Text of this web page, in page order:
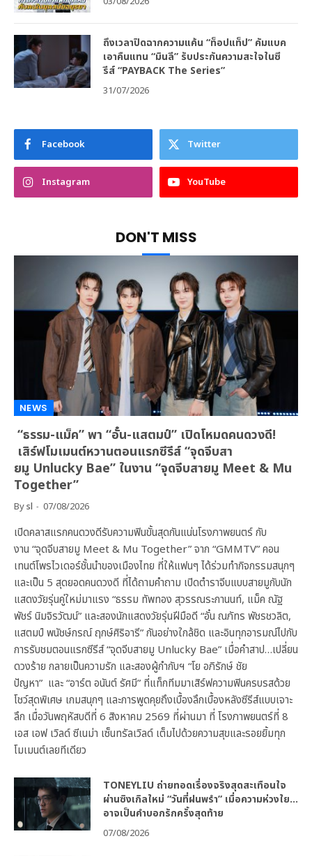
ถึงเวลาปิดฉากความแค้น “ท็อปแท็ป” คัมแบค
เอาคืนแทน “มินลี” รับประกันความสะใจในซี
รีส์ “PAYBACK The Series”
31/07/2026
Facebook Twitter
Instagram YouTube
DON'T MISS
NEWS
“ธรรม-แม็ค” พา “อั๋น-แสตมป์” เปิดโหมดคนดวงดี!
เสิร์ฟโมเมนต์หวานตอนแรกซีรีส์ “จุดจีบสา
ยมู Unlucky Bae” ในงาน “จุดจีบสายมู Meet & Mu
Together”
Bysl 07/08/2026
เปิดคลาสแรกคนดวงดีรับความฟินขั้นสุดกันแน่นโรงภาพยนตร์ กับ
งาน “จุดจีบสายมู Meet & Mu Together” จาก “GMMTV” คอน
เทนต์โพรไวเดอร์ชั้นนำของเมืองไทย ที่ให้แฟนๆ ได้ร่วมทำกิจกรรมสนุกๆ
และเป็น 5 สุดยอดคนดวงดี ที่ได้ถามคำถาม เปิดตำราจีบแบบสายมูกับนัก
แสดงวัยรุ่นคู่ใหม่มาแรง “ธรรม ทัพทอง สุวรรณระกานนท์, แม็ค ณัฐ
พัชร์ นิมจิรวัฒน์” และสองนักแสดงวัยรุ่นฝีมือดี “อั๋น ณภัทร พัชรชวลิต,
แสตมป์ พนัชษ์กรณ์ ฤกษ์ศิริอารี” กันอย่างใกล้ชิด และอินทุกอารมณ์ไปกับ
การรับชมตอนแรกซีรีส์ “จุดจีบสายมู Unlucky Bae” เมื่อคำสาป…เปลี่ยน
ดวงร้าย กลายเป็นความรัก และสองผู้กำกับฯ “โย อภิรักษ์ ชัย
ปัญหา” และ “อาร์ต อนันต์ รัศมี” ที่แท็กทีมมาเสิร์ฟความฟินครบรสด้วย
โชว์สุดพิเศษ เกมสนุกๆ และการพูดคุยถึงเบื้องลึกเบื้องหลังซีรีส์แบบเจาะ
ลึก เมื่อวันพฤหัสบดีที่ 6 สิงหาคม 2569 ที่ผ่านมา ที่ โรงภาพยนตร์ที่ 8
เอส เอฟ เวิลด์ ซีเนม่า เซ็นทรัลเวิลด์ เต็มไปด้วยความสุขและรอยยิ้มทุก
โมเมนต์เลยทีเดียว
TONEYLIU ถ่ายทอดเรื่องจริงสุดสะเทือนใจ
ผ่านซิงเกิลใหม่ “วันที่ฝนพรำ” เมื่อความห่วงใย…
อาจเป็นคำบอกรักครั้งสุดท้าย
07/08/2026